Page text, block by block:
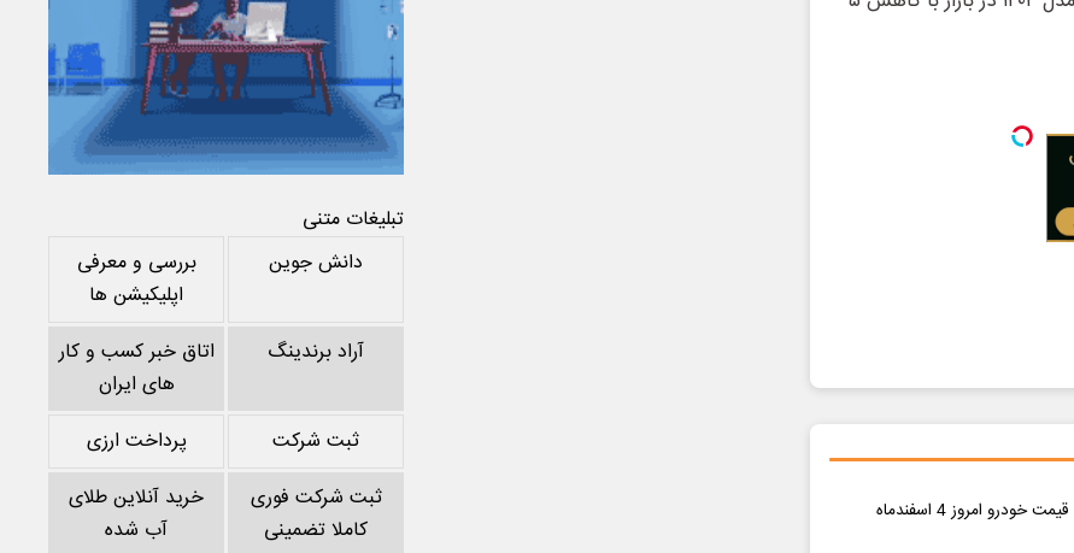
قیمت خودرو امروز 4 اسفندماه
تبلیغات متنی
دانش جوین
بررسی و معرفی
اپلیکیشن ها
آراد برندینگ
اتاق خبر کسب و کار
های ایران
ثبت شرکت
پرداخت ارزی
ثبت شرکت فوری
کاملا تضمینی
خرید آنلاین طلای
آب شده